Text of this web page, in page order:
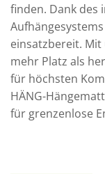
finden. Dank des
einsatzbereit. Mit
mehr Platz als
für höchsten
HÄNG-
für grenzenlose